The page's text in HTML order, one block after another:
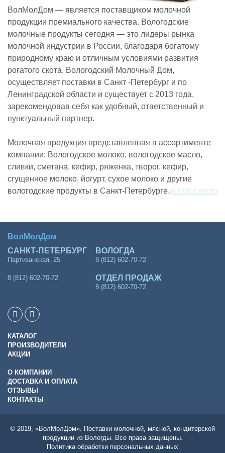
ВолМолДом — является поставщиком молочной
продукции премиального качества. Вологодские
молочные продукты сегодня — это лидеры рынка
молочной индустрии в России, благодаря богатому
природному краю и отличным условиями развития
рогатого скота. Вологодский Молочный Дом,
осуществляет поставки в Санкт -Петербург и по
Ленинградской области и существует с 2013 года,
зарекомендовав себя как удобный, ответственный и
пунктуальный партнер.
Молочная продукция представленная в ассортименте
компании: Вологодское молоко, вологодское масло,
сливки, сметана, кефир, ряженка, творог, кефир,
сгущенное молоко, йогурт, сухое молоко и другие
вологодские продукты в Санкт-Петербурге.pin up casino
ВолМолДом
САНКТ-ПЕТЕРБУРГ
Партизанская, 25
8 (812) 602-70-72
ВОЛОГДА
8 (812) 602-70-72
ОТДЕЛ ПРОДАЖ
8 (812) 602-70-72
КАТАЛОГ
ПРОИЗВОДИТЕЛИ
АКЦИИ
О КОМПАНИИ
ДОСТАВКА И ОПЛАТА
ОТЗЫВЫ
КОНТАКТЫ
© 2019, «ВолМолДом». Поставки молочной, мясной, кондитерской
продукции из Вологды. Все права защищены.
Политика обработки персональных данных